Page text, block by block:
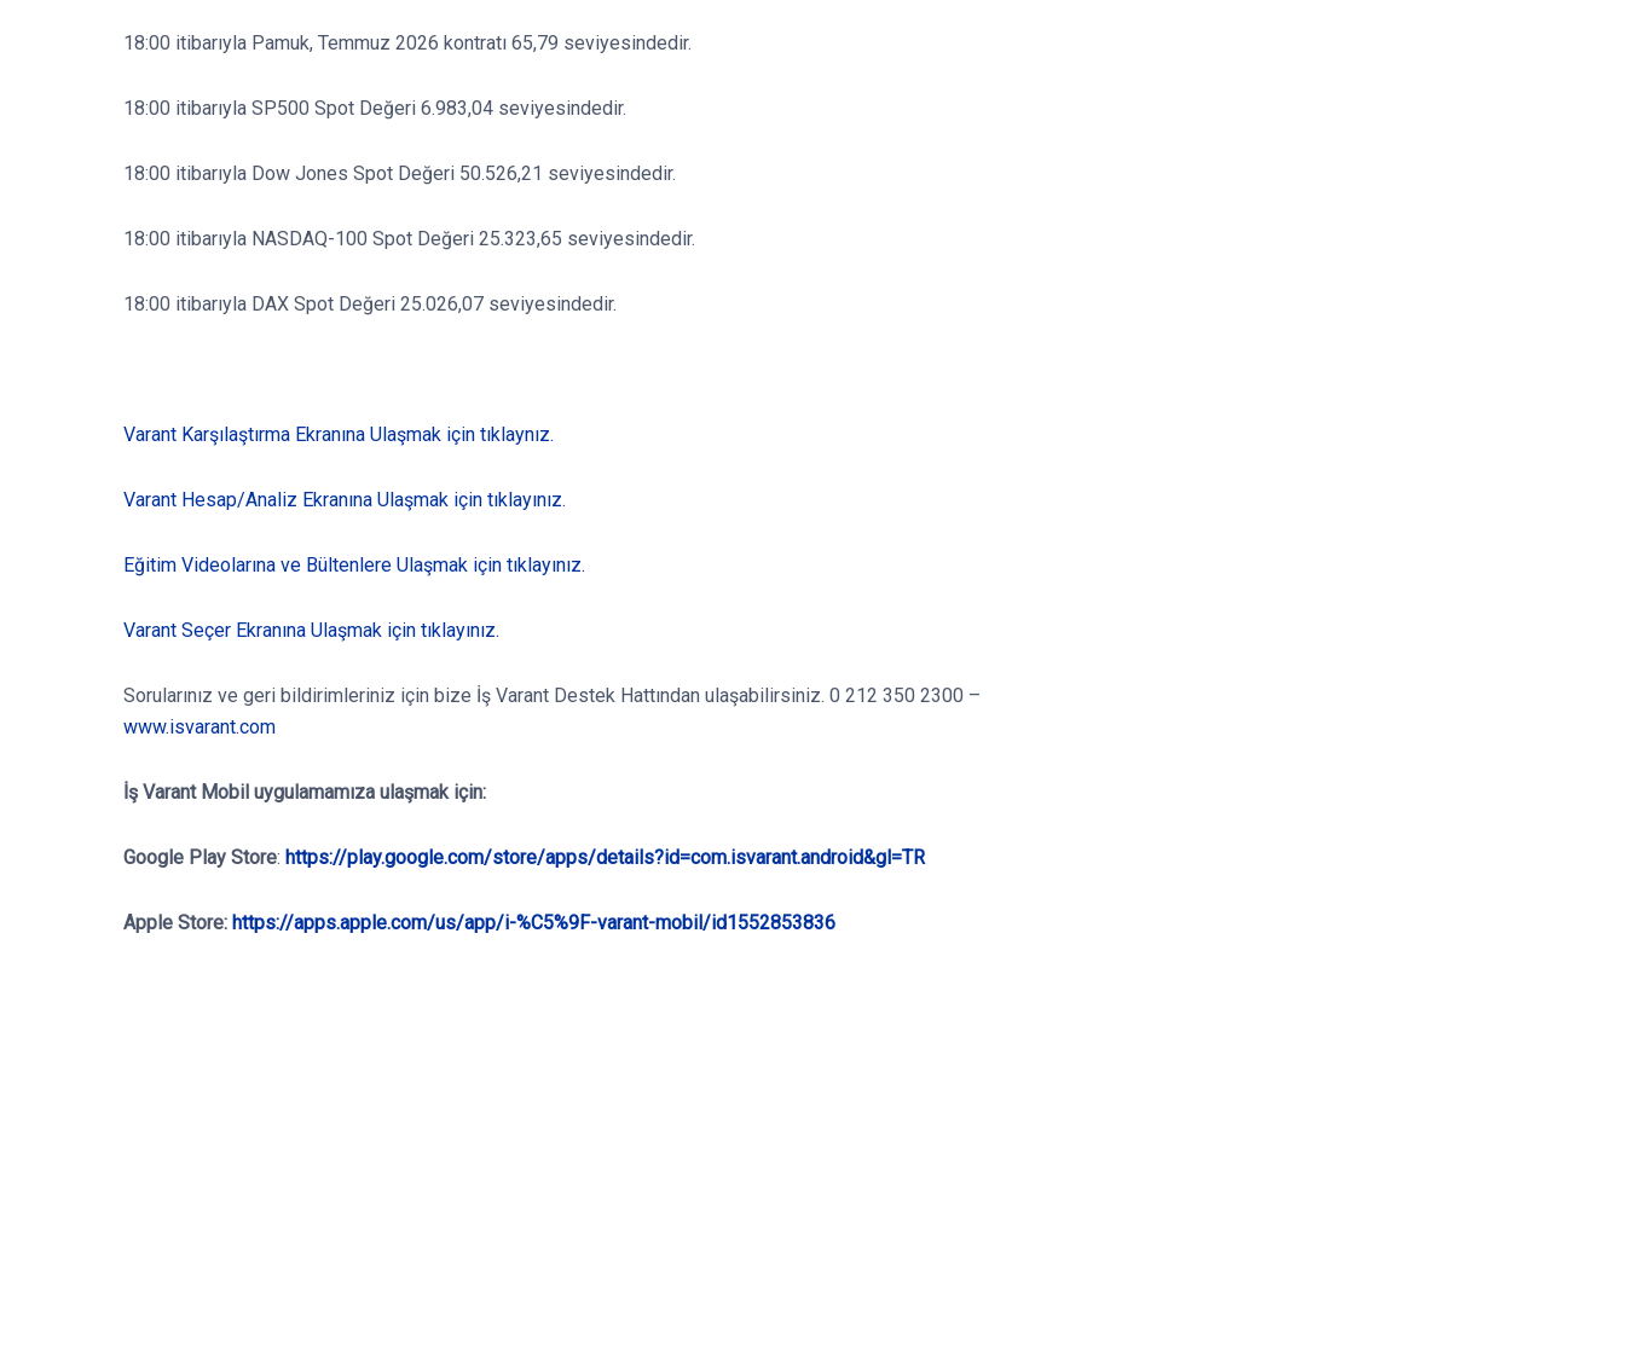
18:00 itibarıyla Pamuk, Temmuz 2026 kontratı 65,79 seviyesindedir.
18:00 itibarıyla SP500 Spot Değeri 6.983,04 seviyesindedir.
18:00 itibarıyla Dow Jones Spot Değeri 50.526,21 seviyesindedir.
18:00 itibarıyla NASDAQ-100 Spot Değeri 25.323,65 seviyesindedir.
18:00 itibarıyla DAX Spot Değeri 25.026,07 seviyesindedir.
Varant Karşılaştırma Ekranına Ulaşmak için tıklaynız.
Varant Hesap/Analiz Ekranına Ulaşmak için tıklayınız.
Eğitim Videolarına ve Bültenlere Ulaşmak için tıklayınız.
Varant Seçer Ekranına Ulaşmak için tıklayınız.
Sorularınız ve geri bildirimleriniz için bize İş Varant Destek Hattından ulaşabilirsiniz. 0 212 350 2300 –
www.isvarant.com
İş Varant Mobil uygulamamıza ulaşmak için:
Google Play Store: https://play.google.com/store/apps/details?id=com.isvarant.android&gl=TR
Apple Store: https://apps.apple.com/us/app/i-%C5%9F-varant-mobil/id1552853836